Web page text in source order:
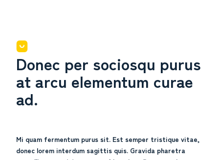
Donec per sociosqu purus
at arcu elementum curae
ad.
Mi quam fermentum purus sit. Est semper tristique vitae,
donec lorem interdum sagittis quis. Gravida pharetra